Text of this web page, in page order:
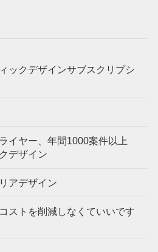
ックデザインサブスクリプシ
イヤー、年間1000案件以上
デザイン
アデザイン
ストを削減しなくていいです